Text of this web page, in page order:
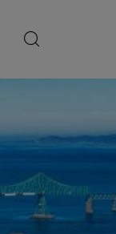
へ
プ